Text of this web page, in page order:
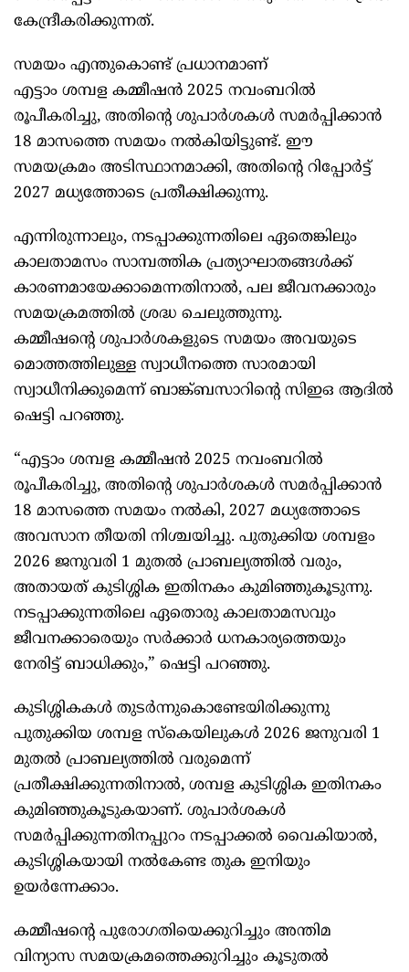
കേന്ദ്രീകരിക്കുന്നത്.
സമയം എന്തുകൊണ്ട് പ്രധാനമാണ്
എട്ടാം ശമ്പള കമ്മീഷൻ 2025 നവംബറിൽ
രൂപീകരിച്ചു, അതിന്റെ ശുപാർശകൾ സമർപ്പിക്കാൻ
18 മാസത്തെ സമയം നൽകിയിട്ടുണ്ട്. ഈ
സമയക്രമം അടിസ്ഥാനമാക്കി, അതിന്റെ റിപ്പോർട്ട്
2027 മധ്യത്തോടെ പ്രതീക്ഷിക്കുന്നു.
എന്നിരുന്നാലും, നടപ്പാക്കുന്നതിലെ ഏതെങ്കിലും
കാലതാമസം സാമ്പത്തിക പ്രത്യാഘാതങ്ങൾക്ക്
കാരണമായേക്കാമെന്നതിനാൽ, പല ജീവനക്കാരും
സമയക്രമത്തിൽ ശ്രദ്ധ ചെലുത്തുന്നു.
കമ്മീഷന്റെ ശുപാർശകളുടെ സമയം അവയുടെ
മൊത്തത്തിലുള്ള സ്വാധീനത്തെ സാരമായി
സ്വാധീനിക്കുമെന്ന് ബാങ്ക്ബസാറിന്റെ സിഇഒ ആദിൽ
ഷെട്ടി പറഞ്ഞു.
“എട്ടാം ശമ്പള കമ്മീഷൻ 2025 നവംബറിൽ
രൂപീകരിച്ചു, അതിന്റെ ശുപാർശകൾ സമർപ്പിക്കാൻ
18 മാസത്തെ സമയം നൽകി, 2027 മധ്യത്തോടെ
അവസാന തീയതി നിശ്ചയിച്ചു. പുതുക്കിയ ശമ്പളം
2026 ജനുവരി 1 മുതൽ പ്രാബല്യത്തിൽ വരും,
അതായത് കുടിശ്ശിക ഇതിനകം കുമിഞ്ഞുകൂടുന്നു.
നടപ്പാക്കുന്നതിലെ ഏതൊരു കാലതാമസവും
ജീവനക്കാരെയും സർക്കാർ ധനകാര്യത്തെയും
നേരിട്ട് ബാധിക്കും,” ഷെട്ടി പറഞ്ഞു.
കുടിശ്ശികകൾ തുടർന്നുകൊണ്ടേയിരിക്കുന്നു
പുതുക്കിയ ശമ്പള സ്കെയിലുകൾ 2026 ജനുവരി 1
മുതൽ പ്രാബല്യത്തിൽ വരുമെന്ന്
പ്രതീക്ഷിക്കുന്നതിനാൽ, ശമ്പള കുടിശ്ശിക ഇതിനകം
കുമിഞ്ഞുകൂടുകയാണ്. ശുപാർശകൾ
സമർപ്പിക്കുന്നതിനപ്പുറം നടപ്പാക്കൽ വൈകിയാൽ,
കുടിശ്ശികയായി നൽകേണ്ട തുക ഇനിയും
ഉയർന്നേക്കാം.
കമ്മീഷന്റെ പുരോഗതിയെക്കുറിച്ചും അന്തിമ
വിന്യാസ സമയക്രമത്തെക്കുറിച്ചും കൂടുതൽ